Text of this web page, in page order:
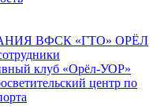
ВФСК «ГТО» ОРЁЛ
клуб «Орёл-УОР»
центр по